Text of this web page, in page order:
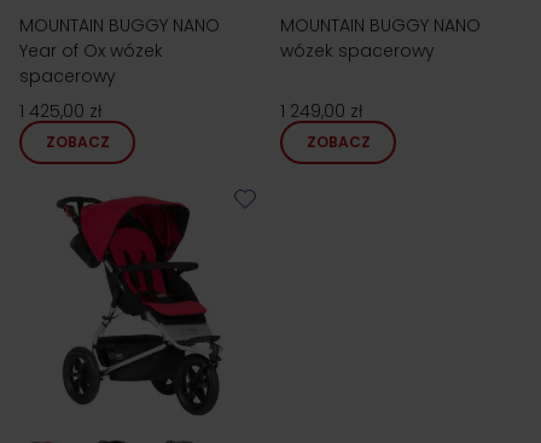
MOUNTAIN BUGGY NANO
Year of Ox wózek
spacerowy
1 425,00 zł
ZOBACZ
MOUNTAIN BUGGY NANO
wózek spacerowy
1 249,00 zł
ZOBACZ